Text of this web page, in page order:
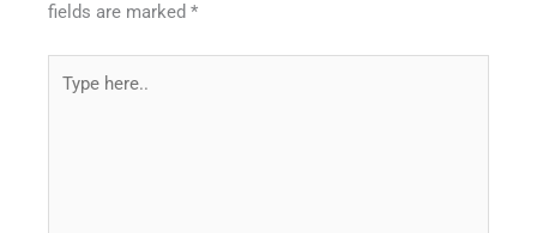
fields are marked*
here..